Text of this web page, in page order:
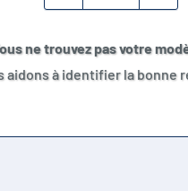
ne trouvez pas votre
aidons à identifier la bonne